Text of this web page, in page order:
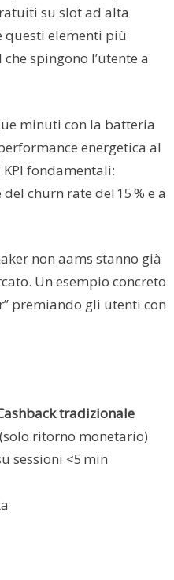
su slot ad alta
questi elementi più
spingono l’utente a
minuti con la batteria
energetica al
fondamentali:
churn rate del 15 % e a
non aams stanno già
Un esempio concreto
premiando gli utenti con
tradizionale
ritorno monetario)
sessioni <5 min